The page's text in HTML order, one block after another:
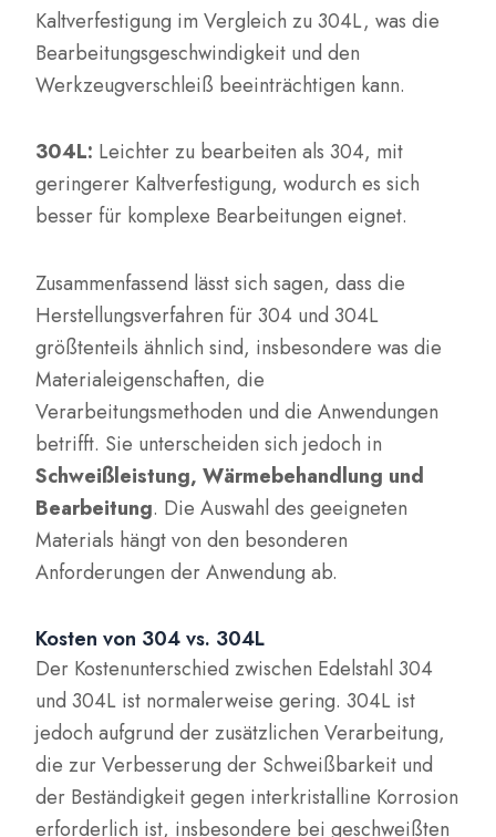
Kaltverfestigung im Vergleich zu 304L, was die
Bearbeitungsgeschwindigkeit und den
Werkzeugverschleiß beeinträchtigen kann.
304L: Leichter zu bearbeiten als 304, mit
geringerer Kaltverfestigung, wodurch es sich
besser für komplexe Bearbeitungen eignet.
Zusammenfassend lässt sich sagen, dass die
Herstellungsverfahren für 304 und 304L
größtenteils ähnlich sind, insbesondere was die
Materialeigenschaften, die
Verarbeitungsmethoden und die Anwendungen
betrifft. Sie unterscheiden sich jedoch in
Schweißleistung, Wärmebehandlung und
Bearbeitung. Die Auswahl des geeigneten
Materials hängt von den besonderen
Anforderungen der Anwendung ab.
Kosten von 304 vs. 304L
Der Kostenunterschied zwischen Edelstahl 304
und 304L ist normalerweise gering. 304L ist
jedoch aufgrund der zusätzlichen Verarbeitung,
die zur Verbesserung der Schweißbarkeit und
der Beständigkeit gegen interkristalline Korrosion
erforderlich ist, insbesondere bei geschweißten